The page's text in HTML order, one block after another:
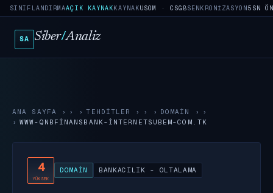
SINIFLANDIRMAAÇIK KAYNAKKAYNAKUSOM · CSGBSENKRONIZASYON5SN
SA Siber/Analiz
ANA SAYFA › TEHDITLER › DOMAIN
›
WWW-QNBFINANSBANK-INTERNETSUBEM-COM.TK
4
YÜKSEK
DOMAIN BANKACILIK - OLTALAMA